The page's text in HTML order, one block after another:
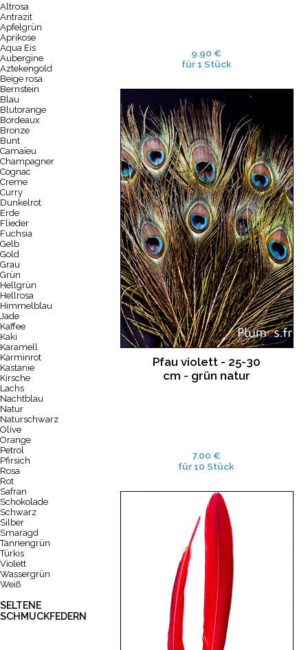
Altrosa
Antrazit
Apfelgrün
Aprikose
Aqua Eis
Aubergine
Aztekengold
Beige rosa
Bernstein
Blau
Blutorange
Bordeaux
Bronze
Bunt
Camaïeu
Champagner
Cognac
Creme
Curry
Dunkelrot
Erde
Flieder
Fuchsia
Gelb
Gold
Grau
Grün
Hellgrün
Hellrosa
Himmelblau
Jade
Kaffee
Kaki
Karamell
Karminrot
Kastanie
Kirsche
Lachs
Nachtblau
Natur
Naturschwarz
Olive
Orange
Petrol
Pfirsich
Rosa
Rot
Safran
Schokolade
Schwarz
Silber
Smaragd
Tannengrün
Türkis
Violett
Wassergrün
Weiß
SELTENE
SCHMUCKFEDERN
9.90 €
für 1 Stück
Pfau violett - 25-30
cm - grün natur
7.00 €
für 10 Stück